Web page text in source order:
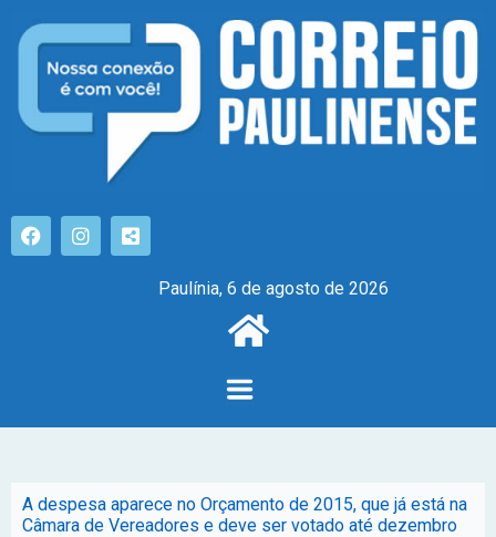
Paulínia, 6 de agosto de 2026
A despesa aparece no Orçamento de 2015, que já está na
Câmara de Vereadores e deve ser votado até dezembro